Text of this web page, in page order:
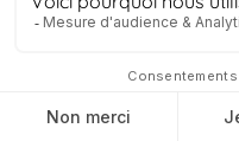
Technicien de
Freelance
Temps
Mise à jour il y a 6 h